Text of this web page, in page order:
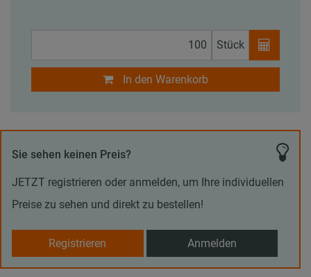
Stück
In den Warenkorb
Sie sehen keinen Preis?
JETZT registrieren oder anmelden, um Ihre individuellen
Preise zu sehen und direkt zu bestellen!
Registrieren Anmelden